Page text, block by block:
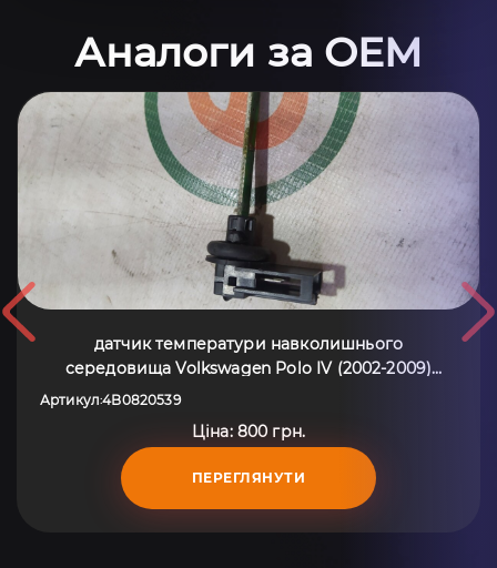
Аналоги за OEM
датчик температури навколишнього
середовища Volkswagen Polo IV (2002-2009)
Артикул:4B0820539
Ціна: 800 грн.
ПЕРЕГЛЯНУТИ